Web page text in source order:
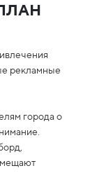
рекламные
города о